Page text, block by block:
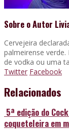
Sobre o Autor
Cervejeira
palmeirense
de vodka ou uma
Twitter Facebook
Relacionados
5ª edição do
coqueteleira em